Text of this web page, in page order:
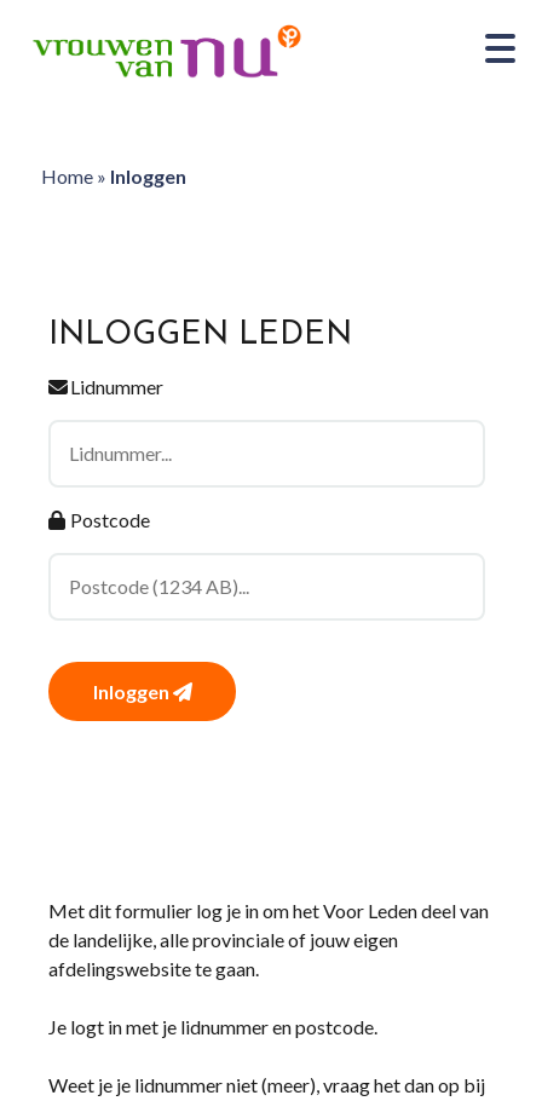
Home» Inloggen
INLOGGEN LEDEN
Lidnummer
Postcode
Inloggen
Met dit formulier log je in om het Voor Leden deel van
de landelijke, alle provinciale of jouw eigen
afdelingswebsite te gaan.
Je logt in met je lidnummer en postcode.
Weet je je lidnummer niet (meer), vraag het dan op bij